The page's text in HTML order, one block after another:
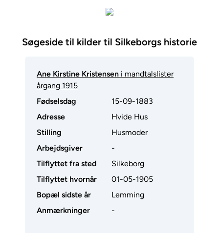
Søgeside til kilder til Silkeborgs historie
Ane Kirstine Kristensen i mandtalslister
årgang 1915
Fødselsdag
15-09-1883
Adresse
Hvide Hus
Stilling
Husmoder
Arbejdsgiver
-
Tilflyttet fra sted
Silkeborg
Tilflyttet hvornår
01-05-1905
Bopæl sidste år
Lemming
Anmærkninger
-